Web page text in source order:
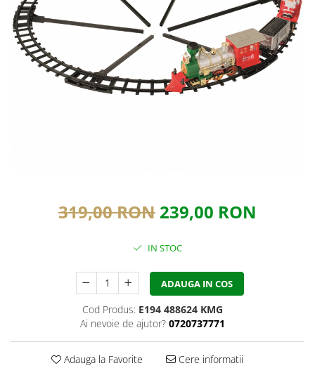
319,00 RON 239,00 RON
IN STOC
ADAUGA IN COS
Cod Produs: E194 488624 KMG
Ai nevoie de ajutor? 0720737771
Adauga la Favorite Cere informatii